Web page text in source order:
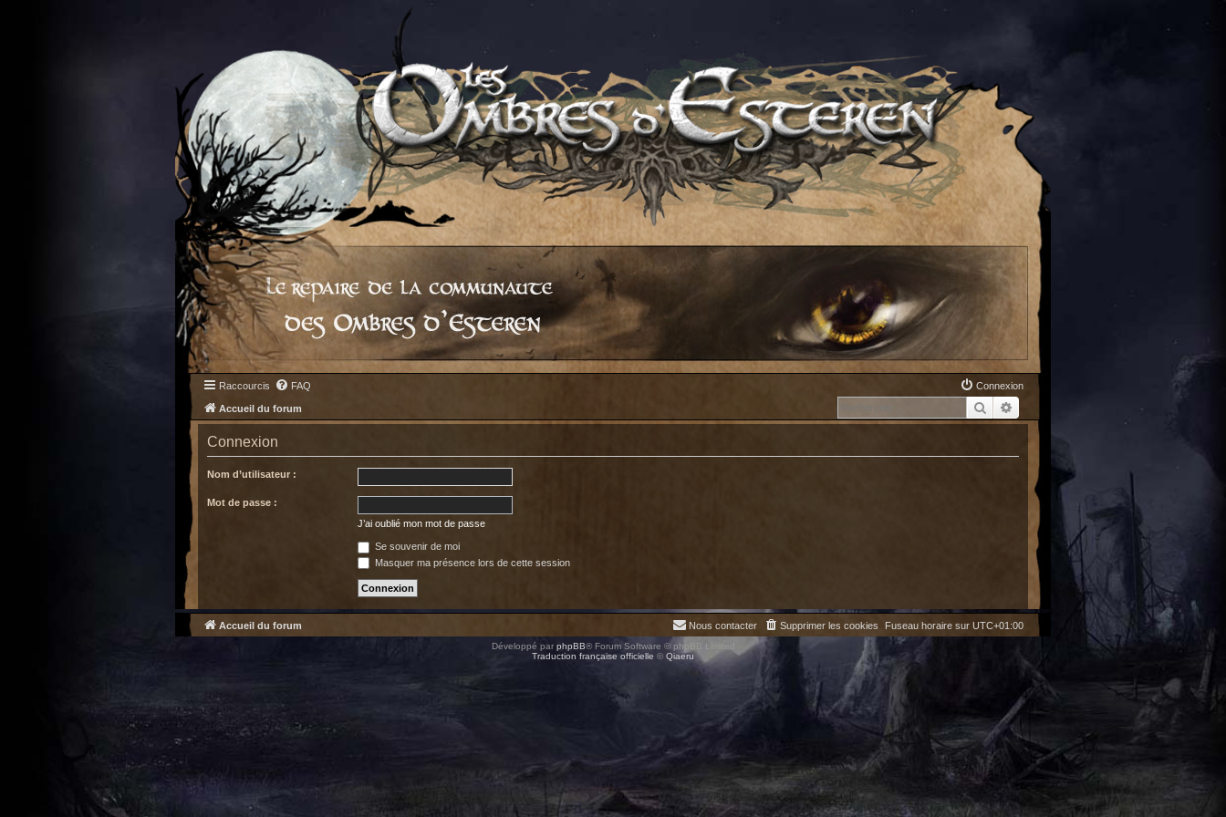
Raccourcis FAQ Connexion
Accueil du forum Rechercher
Connexion
Nom d’utilisateur :
Mot de passe :
J’ai oublié mon mot de passe
Se souvenir de moi
Masquer ma présence lors de cette session
Accueil du forum Fuseau horaire sur UTC+01:00
Supprimer les cookies
Nous contacter
Développé par phpBB® Forum Software © phpBB Limited
Traduction française officielle © Qiaeru